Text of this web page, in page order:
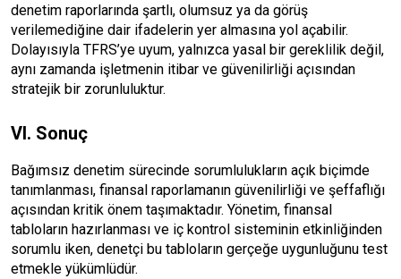
denetim raporlarında şartlı, olumsuz ya da görüş
verilemediğine dair ifadelerin yer almasına yol açabilir.
Dolayısıyla TFRS’ye uyum, yalnızca yasal bir gereklilik değil,
aynı zamanda işletmenin itibar ve güvenilirliği açısından
stratejik bir zorunluluktur.
VI. Sonuç
Bağımsız denetim sürecinde sorumlulukların açık biçimde
tanımlanması, finansal raporlamanın güvenilirliği ve şeffaflığı
açısından kritik önem taşımaktadır. Yönetim, finansal
tabloların hazırlanması ve iç kontrol sisteminin etkinliğinden
sorumlu iken, denetçi bu tabloların gerçeğe uygunluğunu test
etmekle yükümlüdür.